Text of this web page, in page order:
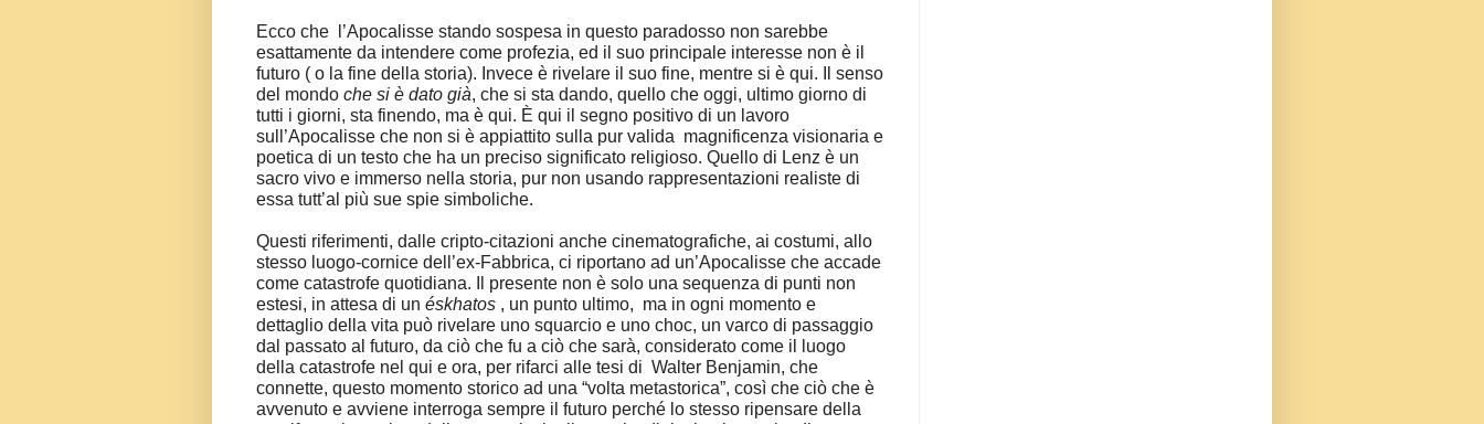
Ecco che
l’Apocalisse stando sospesa in questo paradosso non sarebbe
esattamente da intendere come profezia, ed il suo principale interesse non è il
futuro ( o la fine della storia). Invece è rivelare il suo fine, mentre si è qui. Il senso
del mondo che si è dato già, che si sta dando, quello che oggi, ultimo giorno di
tutti i giorni, sta finendo, ma è qui. È qui il segno positivo di un lavoro
sull’Apocalisse che non si è appiattito sulla pur valida magnificenza visionaria e
poetica di un testo che ha un preciso significato religioso. Quello di Lenz è un
sacro vivo e immerso nella storia, pur non usando rappresentazioni realiste di
essa tutt’al più sue spie simboliche.
Questi riferimenti, dalle cripto-citazioni anche cinematografiche, ai costumi, allo
stesso luogo-cornice dell’ex-Fabbrica, ci riportano ad un’Apocalisse che accade
come catastrofe quotidiana. Il presente non è solo una sequenza di punti non
estesi, in attesa di un éskhatos , un punto ultimo, ma in ogni momento e
dettaglio della vita può rivelare uno squarcio e uno choc, un varco di passaggio
dal passato al futuro, da ciò che fu a ciò che sarà, considerato come il luogo
della catastrofe nel qui e ora, per rifarci alle tesi di Walter Benjamin, che
connette, questo momento storico ad una “volta metastorica”, così che ciò che è
avvenuto e avviene interroga sempre il futuro perché lo stesso ripensare della